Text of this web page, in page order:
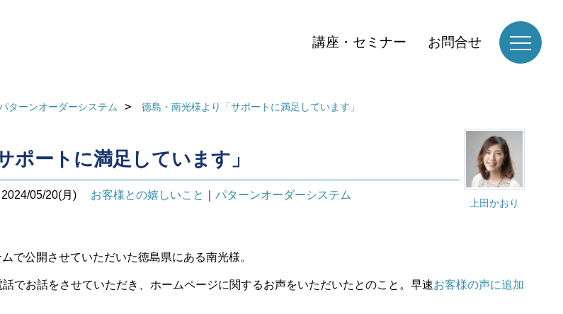
講座・セミナー お問合せ
ターンオーダーシステム 徳島・南光様より「サポートに満足しています」
上田かおり
ポートに満足しています」
05/20(月) お客様との嬉しいこと パターンオーダーシステム
で公開させていただいた徳島県にある南光様。
でお話をさせていただき、ホームページに関するお声をいただいたとのこと。早速お客様の声に追加